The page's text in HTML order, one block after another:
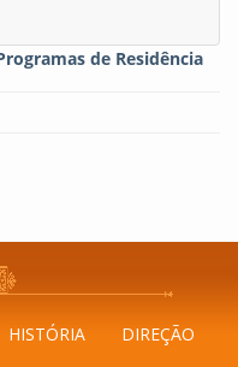
de Residência
HISTÓRIA DIREÇÃO